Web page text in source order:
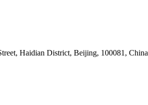
Haidian District, Beijing, 100081, China